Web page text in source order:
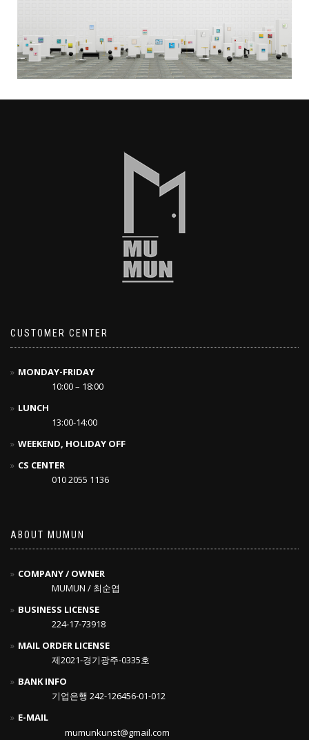
CUSTOMER CENTER
MONDAY-FRIDAY
10:00 – 18:00
LUNCH
13:00-14:00
WEEKEND, HOLIDAY OFF
CS CENTER
010 2055 1136
ABOUT MUMUN
COMPANY / OWNER
MUMUN / 최순엽
BUSINESS LICENSE
224-17-73918
MAIL ORDER LICENSE
제2021-경기광주-0335호
BANK INFO
기업은행 242-126456-01-012
E-MAIL
mumunkunst@gmail.com